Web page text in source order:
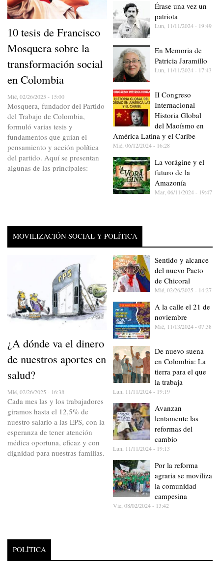
10 tesis de Francisco
Mosquera sobre la
transformación social
en Colombia
Mié, 02/26/2025 - 15:00
Mosquera, fundador del Partido
del Trabajo de Colombia,
formuló varias tesis y
fundamentos que guían el
pensamiento y acción política
del partido. Aquí se presentan
algunas de las principales:
Érase una vez un
patriota
Lun, 11/11/2024 - 19:49
En Memoria de
Patricia Jaramillo
Lun, 11/11/2024 - 17:43
II Congreso
Internacional
Historia Global
del Maoísmo en
América Latina y el Caribe
Mié, 06/12/2024 - 16:28
La vorágine y el
futuro de la
Amazonía
Mar, 06/11/2024 - 19:47
MOVILIZACIÓN SOCIAL Y POLÍTICA
¿A dónde va el dinero
de nuestros aportes en
salud?
Mié, 02/26/2025 - 16:38
Cada mes las y los trabajadores
giramos hasta el 12,5% de
nuestro salario a las EPS, con la
esperanza de tener atención
médica oportuna, eficaz y con
dignidad para nuestras familias.
Sentido y alcance
del nuevo Pacto
de Chicoral
Mié, 02/26/2025 - 14:27
A la calle el 21 de
noviembre
Mié, 11/13/2024 - 07:38
De nuevo suena
en Colombia: La
tierra para el que
la trabaja
Lun, 11/11/2024 - 19:19
Avanzan
lentamente las
reformas del
cambio
Lun, 11/11/2024 - 19:13
Por la reforma
agraria se moviliza
la comunidad
campesina
Vie, 08/02/2024 - 13:42
POLÍTICA